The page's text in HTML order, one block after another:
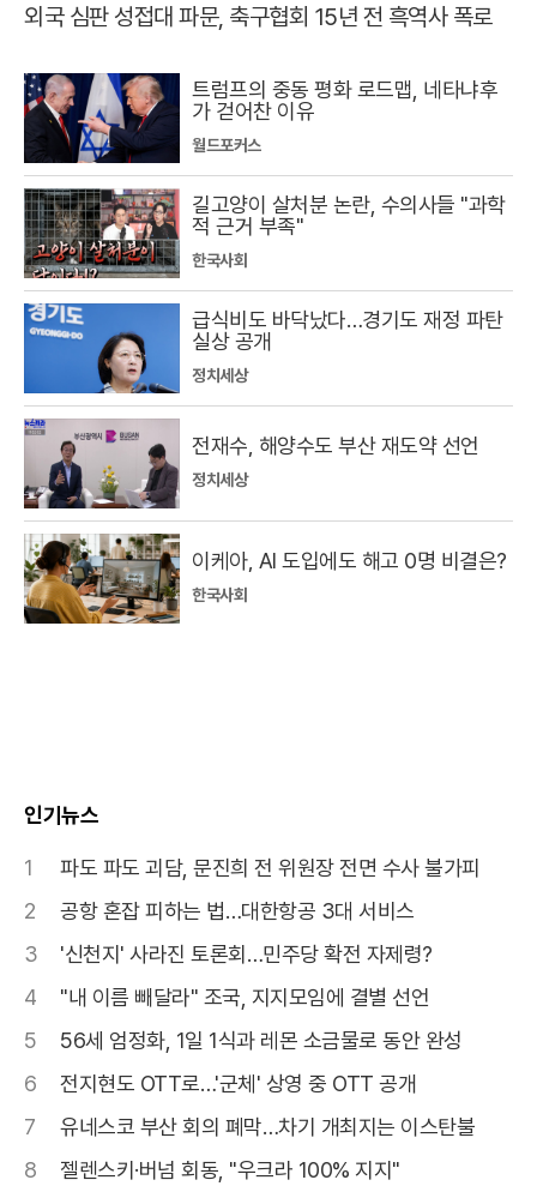
외국 심판 성접대 파문, 축구협회 15년 전 흑역사 폭로
트럼프의 중동 평화 로드맵, 네타냐후
가 걷어찬 이유
월드포커스
길고양이 살처분 논란, 수의사들 "과학
적 근거 부족"
한국사회
급식비도 바닥났다…경기도 재정 파탄
실상 공개
정치세상
전재수, 해양수도 부산 재도약 선언
정치세상
이케아, AI 도입에도 해고 0명 비결은?
한국사회
인기뉴스
1
파도 파도 괴담, 문진희 전 위원장 전면 수사 불가피
2
공항 혼잡 피하는 법…대한항공 3대 서비스
3
'신천지' 사라진 토론회…민주당 확전 자제령?
4
"내 이름 빼달라" 조국, 지지모임에 결별 선언
5
56세 엄정화, 1일 1식과 레몬 소금물로 동안 완성
6
전지현도 OTT로…'군체' 상영 중 OTT 공개
7
유네스코 부산 회의 폐막…차기 개최지는 이스탄불
8
젤렌스키·버넘 회동, "우크라 100% 지지"